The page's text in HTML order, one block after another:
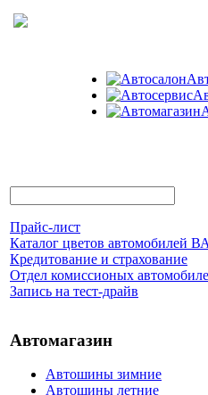
Прайс-лист
Каталог цветов автомобилей
Кредитование и страхование
Отдел комиссионых
Запись на тест-драйв
Автомагазин
Автошины зимние
Автошины летние